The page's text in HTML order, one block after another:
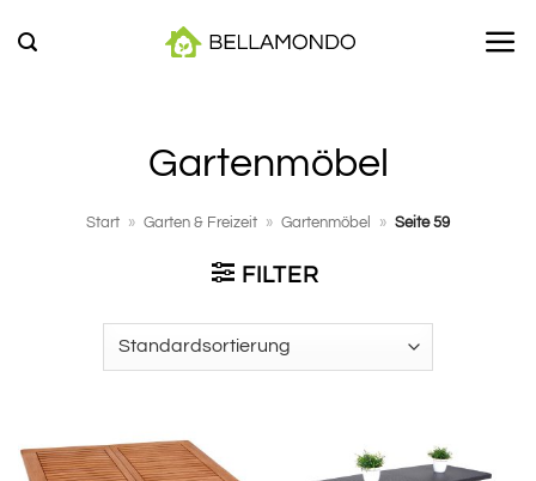
Inhalt
Gartenmöbel
Start » Garten & Freizeit » Gartenmöbel » Seite 59
FILTER